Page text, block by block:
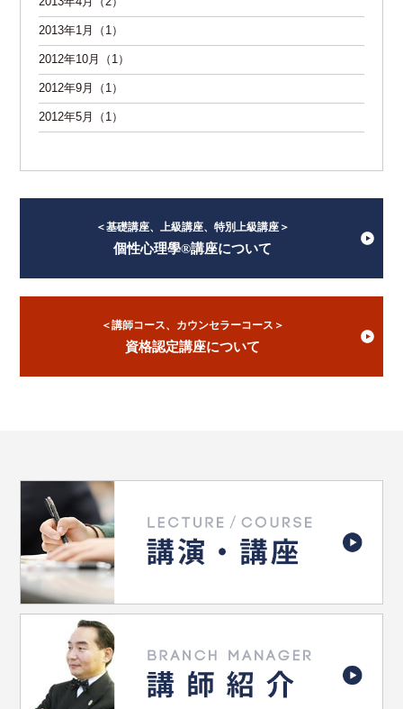
2013年1月（1）
2012年10月（1）
2012年9月（1）
2012年5月（1）
＜基礎講座、上級講座、特別上級講座＞
個性心理學®講座について
＜講師コース、カウンセラーコース＞
資格認定講座について